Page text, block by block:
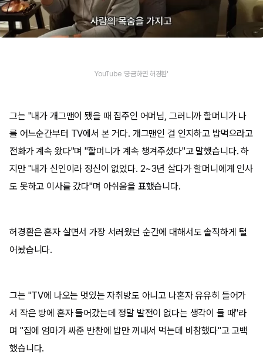
YouTube '궁금하면 허경환'
그는 "내가 개그맨이 됐을 때 집주인 어머님, 그러니까 할머니가 나
를 어느순간부터 TV에서 본 거다. 개그맨인 걸 인지하고 밥먹으라고
전화가 계속 왔다"며 "할머니가 계속 챙겨주셨다"고 말했습니다. 하
지만 "내가 신인이라 정신이 없었다. 2~3년 살다가 할머니에게 인사
도 못하고 이사를 갔다"며 아쉬움을 표했습니다.
허경환은 혼자 살면서 가장 서러웠던 순간에 대해서도 솔직하게 털
어놨습니다.
그는 "TV에 나오는 멋있는 자취방도 아니고 나혼자 유유히 들어가
서 작은 방에 혼자 들어갔는데 정말 발전이 없다는 생각이 들 때"라
며 "집에 엄마가 싸준 반찬에 밥만 꺼내서 먹는데 비참했다"고 고백
했습니다.